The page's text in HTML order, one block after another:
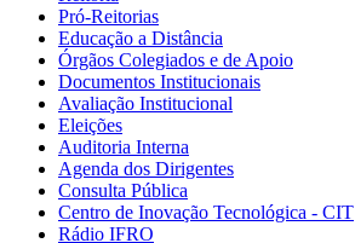
Pró-Reitorias
Educação a Distância
Órgãos Colegiados e de Apoio
Documentos Institucionais
Avaliação Institucional
Eleições
Auditoria Interna
Agenda dos Dirigentes
Consulta Pública
Centro de Inovação Tecnológica - CIT
Rádio IFRO